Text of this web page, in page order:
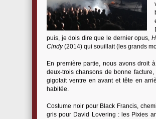
puis, je dois dire que le dernier opus,
Cindy(2014) qui souillait (les grands
En première partie, nous avons droit
deux-trois chansons de bonne
gigotait ventre en avant et tête en
habitée.
Costume noir pour Black Francis,
gris pour David Lovering : les Pixies